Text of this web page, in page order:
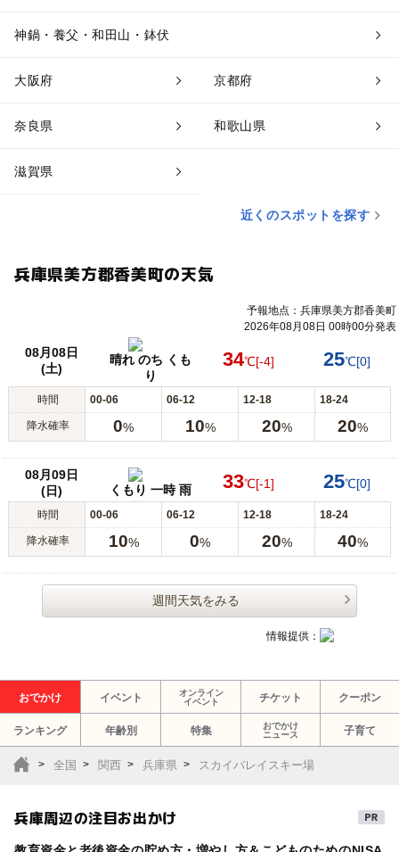
神鍋・養父・和田山・鉢伏
大阪府 京都府
奈良県 和歌山県
滋賀県
近くのスポットを探す
兵庫県美方郡香美町の天気
予報地点：兵庫県美方郡香美町
2026年08月08日 00時00分発表
08月08日
(土)
晴れ のち くも
り
34℃[-4] 25℃[0]
時間 00-06 06-12 12-18 18-24
降水確率 0% 10% 20% 20%
08月09日
(日)
くもり 一時 雨 33℃[-1] 25℃[0]
時間 00-06 06-12 12-18 18-24
降水確率 10% 0% 20% 40%
週間天気をみる
情報提供：
おでかけ イベント
オンライン
イベント
チケット クーポン
ランキング 年齢別 特集
おでかけ
ニュース
子育て
全国 関西 兵庫県 スカイバレイスキー場
兵庫周辺の注目お出かけ